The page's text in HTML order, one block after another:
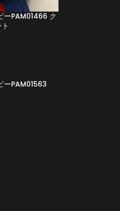
ーPAM01466 ク
ーPAM01563